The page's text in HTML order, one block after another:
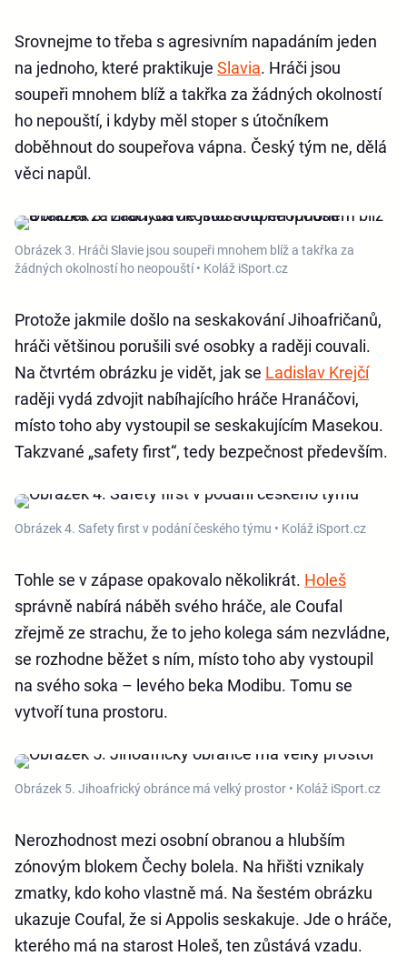
Srovnejme to třeba s agresivním napadáním jeden
na jednoho, které praktikuje Slavia. Hráči jsou
soupeři mnohem blíž a takřka za žádných okolností
ho nepouští, i kdyby měl stoper s útočníkem
doběhnout do soupeřova vápna. Český tým ne, dělá
věci napůl.
Obrázek 3. Hráči Slavie jsou soupeři mnohem blíž a takřka za
žádných okolností ho neopouští • Koláž iSport.cz
Protože jakmile došlo na seskakování Jihoafričanů,
hráči většinou porušili své osobky a raději couvali.
Na čtvrtém obrázku je vidět, jak se Ladislav Krejčí
raději vydá zdvojit nabíhajícího hráče Hranáčovi,
místo toho aby vystoupil se seskakujícím Masekou.
Takzvané „safety first“, tedy bezpečnost především.
Obrázek 4. Safety first v podání českého týmu • Koláž iSport.cz
Tohle se v zápase opakovalo několikrát. Holeš
správně nabírá náběh svého hráče, ale Coufal
zřejmě ze strachu, že to jeho kolega sám nezvládne,
se rozhodne běžet s ním, místo toho aby vystoupil
na svého soka – levého beka Modibu. Tomu se
vytvoří tuna prostoru.
Obrázek 5. Jihoafrický obránce má velký prostor • Koláž iSport.cz
Nerozhodnost mezi osobní obranou a hlubším
zónovým blokem Čechy bolela. Na hřišti vznikaly
zmatky, kdo koho vlastně má. Na šestém obrázku
ukazuje Coufal, že si Appolis seskakuje. Jde o hráče,
kterého má na starost Holeš, ten zůstává vzadu.